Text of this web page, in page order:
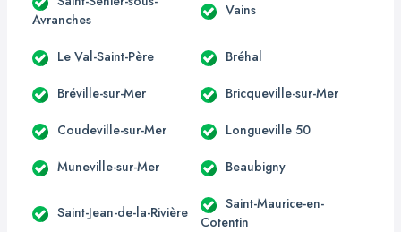
Avranches
Vains
Le Val-Saint-Père Bréhal
Bréville-sur-Mer Bricqueville-sur-Mer
Coudeville-sur-Mer Longueville 50
Muneville-sur-Mer Beaubigny
Saint-Jean-de-la-Rivière
Saint-Maurice-en-
Cotentin